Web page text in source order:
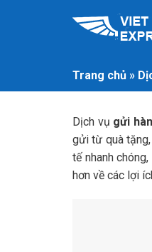
Trang chủ »
Dịch vụ gửi
gửi từ quà
tế nhanh
hơn về các lợi